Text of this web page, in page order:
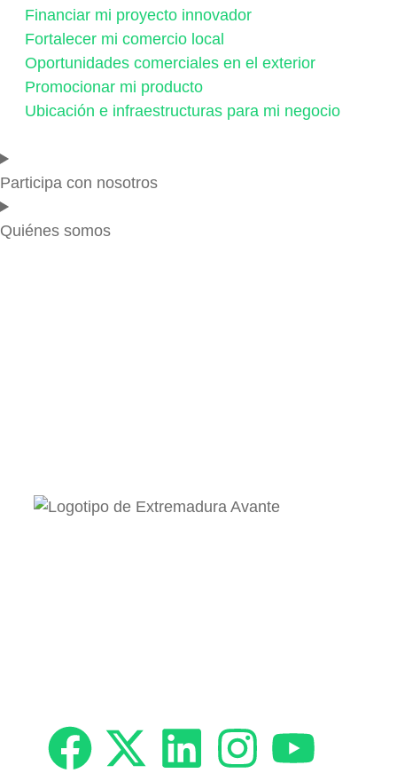
Financiar mi proyecto innovador
Fortalecer mi comercio local
Oportunidades comerciales en el exterior
Promocionar mi producto
Ubicación e infraestructuras para mi negocio
Participa con nosotros
Quiénes somos